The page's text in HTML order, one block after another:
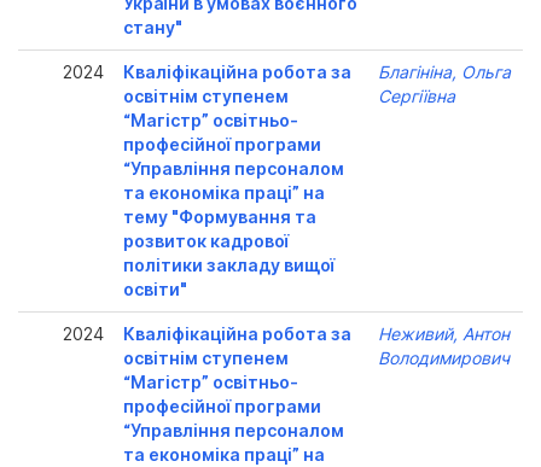
стану"
2024
Кваліфікаційна робота за
освітнім ступенем
“Магістр” освітньо-
професійної програми
“Управління персоналом
та економіка праці” на
тему "Формування та
розвиток кадрової
політики закладу вищої
освіти"
Благініна, Ольга
Сергіївна
2024
Кваліфікаційна робота за
освітнім ступенем
“Магістр” освітньо-
професійної програми
“Управління персоналом
та економіка праці” на
Неживий, Антон
Володимирович